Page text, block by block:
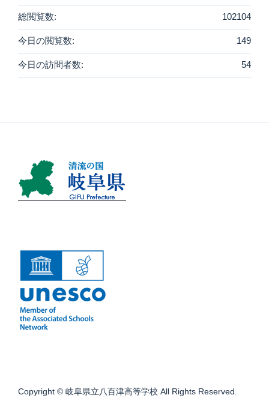
102104
総閲覧数:
149
今日の閲覧数:
54
今日の訪問者数:
Copyright © 岐阜県立八百津高等学校 All Rights Reserved.